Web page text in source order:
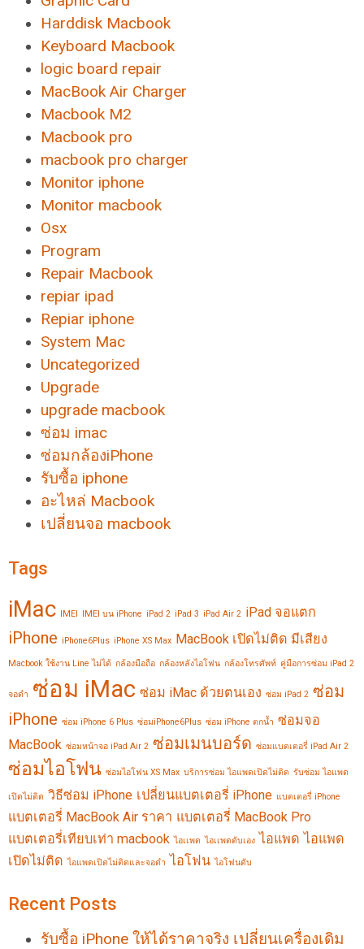
Harddisk Macbook
Keyboard Macbook
logic board repair
MacBook Air Charger
Macbook M2
Macbook pro
macbook pro charger
Monitor iphone
Monitor macbook
Osx
Program
Repair Macbook
repiar ipad
Repiar iphone
System Mac
Uncategorized
Upgrade
upgrade macbook
ซ่อม imac
ซ่อมกล้องiPhone
รับซื้อ iphone
อะไหล่ Macbook
เปลี่ยนจอ macbook
Tags
iMac IMEI IMEI บน iPhone iPad 2 iPad 3 iPad Air 2 iPad จอแตก
iPhone iPhone6Plus iPhone XS Max MacBook เปิดไม่ติด มีเสียง
Macbook ใช้งาน Line ไม่ได้ กล้องมือถือ กล้องหลังไอโฟน กล้องโทรศัพท์ คู่มือการซ่อม iPad 2
จอดำ ซ่อม iMac ซ่อม iMac ด้วยตนเอง ซ่อม iPad 2 ซ่อม
iPhone ซ่อม iPhone 6 Plus ซ่อมiPhone6Plus ซ่อม iPhone ตกน้ำ ซ่อมจอ
MacBook ซ่อมหน้าจอ iPad Air 2 ซ่อมเมนบอร์ด ซ่อมแบตเตอรี่ iPad Air 2
ซ่อมไอโฟน ซ่อมไอโฟน XS Max บริการซ่อม ไอแพดเปิดไม่ติด รับซ่อม ไอแพด
เปิดไม่ติด วิธีซ่อม iPhone เปลี่ยนแบตเตอรี่ iPhone แบตเตอรี่ iPhone
แบตเตอรี่ MacBook Air ราคา แบตเตอรี่ MacBook Pro
แบตเตอรี่เทียบเท่า macbook ไอเเพด ไอเเพดดับเอง ไอแพด ไอแพด
เปิดไม่ติด ไอแพดเปิดไม่ติดและจอดำ ไอโฟน ไอโฟนดับ
Recent Posts
รับซื้อ iPhone ให้ได้ราคาจริง เปลี่ยนเครื่องเดิม